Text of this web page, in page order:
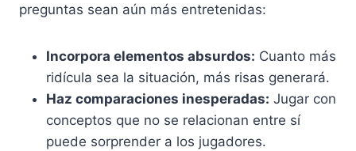
preguntas sean aún más entretenidas:
Incorpora elementos absurdos: Cuanto más
ridícula sea la situación, más risas generará.
Haz comparaciones inesperadas: Jugar con
conceptos que no se relacionan entre sí
puede sorprender a los jugadores.